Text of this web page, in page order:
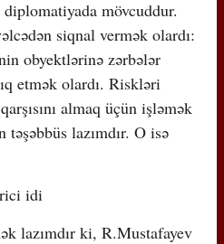
mövcuddur.
siqnal vermək olardı:
obyektlərinə zərbələr
etmək olardı. Riskləri
almaq üçün işləmək
lazımdır. O isə
idi
lazımdır ki, R.Mustafayev